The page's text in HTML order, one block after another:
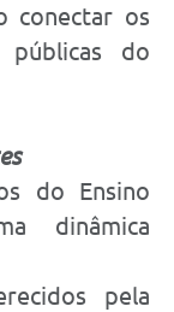
conectar os
públicas do
do Ensino
dinâmica
pela